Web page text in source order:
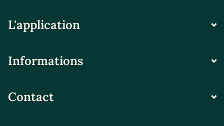
L'application
Informations
Contact